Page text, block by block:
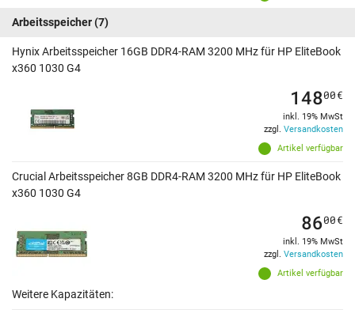
Arbeitsspeicher(7)
Hynix Arbeitsspeicher 16GB DDR4-RAM 3200 MHz für HP EliteBook
x360 1030 G4
Artikel verfügbar
14800€
inkl. 19% MwSt
zzgl. Versandkosten
Crucial Arbeitsspeicher 8GB DDR4-RAM 3200 MHz für HP EliteBook
x360 1030 G4
Artikel verfügbar
8600€
inkl. 19% MwSt
zzgl. Versandkosten
Weitere Kapazitäten: